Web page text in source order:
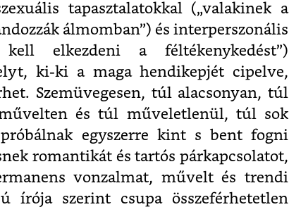
tapasztalatokkal („valakinek a
álmomban”) és interperszonális
kell elkezdeni a féltékenykedést”)
ki-ki a maga hendikepjét cipelve,
Szemüvegesen, túl alacsonyan, túl
és túl műveletlenül, túl sok
egyszerre kint s bent fogni
romantikát és tartós párkapcsolatot,
vonzalmat, művelt és trendi
írója szerint csupa összeférhetetlen